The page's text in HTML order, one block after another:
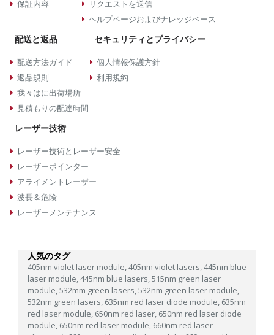
保証内容
リクエストを送信
ヘルプページおよびナレッジベース
配送と返品
配送方法ガイド
返品規則
我々はに出荷場所
見積もりの配達時間
セキュリティとプライバシー
個人情報保護方針
利用規約
レーザー技術
レーザー技術とレーザー安全
レーザーポインター
アライメントレーザー
波長＆危険
レーザーメンテナンス
人気のタグ
405nm violet laser module,405nm violet lasers,445nm blue
laser module,445nm blue lasers,515nm green laser
module,532mm green lasers,532nm green laser module,
532nm green lasers, 635nm red laser diode module, 635nm
red laser module, 650nm red laser, 650nm red laser diode
module, 650nm red laser module, 660nm red laser